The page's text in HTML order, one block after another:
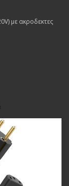
με ακροδεκτες